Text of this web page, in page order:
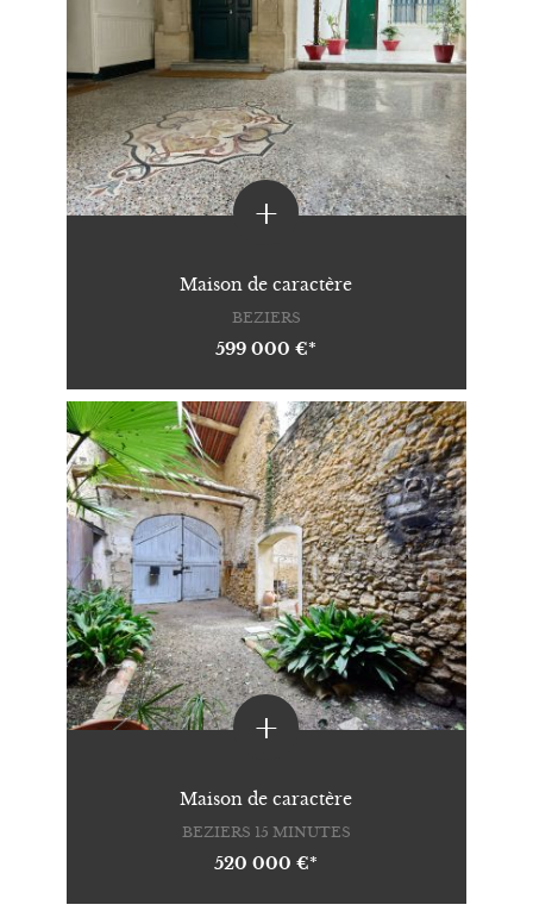
+
Maison de caractère
BEZIERS
599 000 €*
+
Maison de caractère
BEZIERS 15 MINUTES
520 000 €*